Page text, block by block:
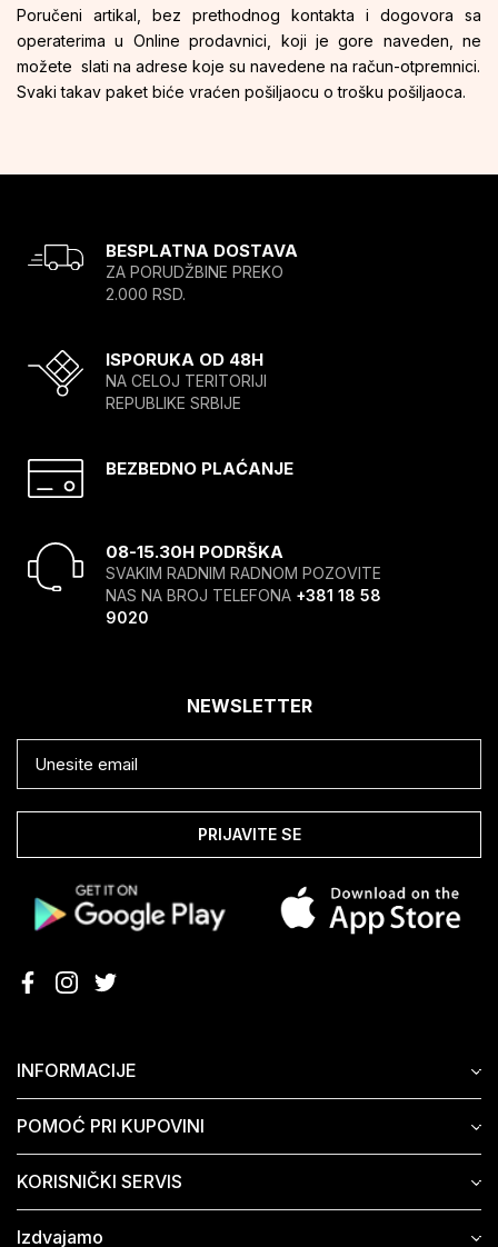
Poručeni artikal, bez prethodnog kontakta i dogovora sa
operaterima u Online prodavnici, koji je gore naveden, ne
možete slati na adrese koje su navedene na račun-otpremnici.
Svaki takav paket biće vraćen pošiljaocu o trošku pošiljaoca.
BESPLATNA DOSTAVA
ZA PORUDŽBINE PREKO
2.000 RSD.
ISPORUKA OD 48H
NA CELOJ TERITORIJI
REPUBLIKE SRBIJE
BEZBEDNO PLAĆANJE
08-15.30H PODRŠKA
SVAKIM RADNIM RADNOM POZOVITE
NAS NA BROJ TELEFONA +381 18 58
9020
INFORMACIJE
POMOĆ PRI KUPOVINI
KORISNIČKI SERVIS
Izdvajamo
NEWSLETTER
PRIJAVITE SE